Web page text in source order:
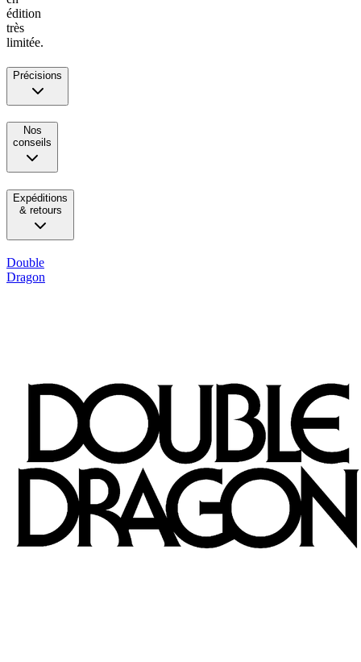
édition
très
limitée.
Précisions
Nos
conseils
Expéditions
& retours
Double
Dragon